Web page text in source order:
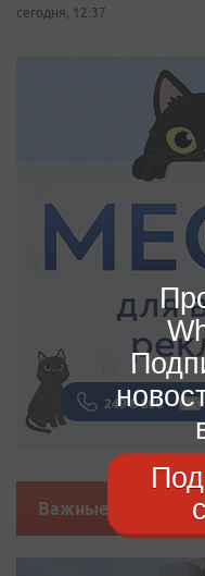
сегодня, 12:37
Важные новости